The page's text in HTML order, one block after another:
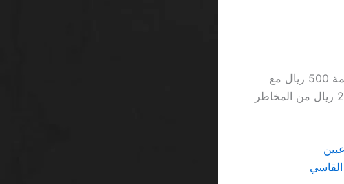
لكن إذا قارنت ذلك ببراند 1xBet، ستجد أن 1xBet يقدم “مكافأة مجانية” بقيمة 500 ريال مع
شرط رهان صافي 5 مرات على الألعاب غير المقارنة، وهو ما يساوي 2,500 ريال من المخاطر